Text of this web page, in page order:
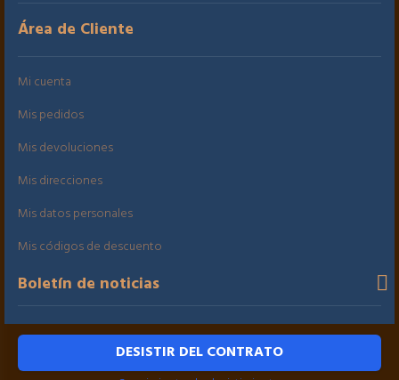
Área de Cliente
Mi cuenta
Mis pedidos
Mis devoluciones
Mis direcciones
Mis datos personales
Mis códigos de descuento
Boletín de noticias
DESISTIR DEL CONTRATO